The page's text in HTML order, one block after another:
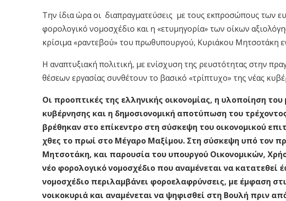
Την ίδια ώρα οι διαπραγματεύσεις με τους εκπροσώπους των
φορολογικό νομοσχέδιο και η «ετυμηγορία» των οίκων
κρίσιμα «ραντεβού» του πρωθυπουργού, Κυριάκου Μητσοτάκη
Η αναπτυξιακή πολιτική, με ενίσχυση της ρευστότητας στην
θέσεων εργασίας συνθέτουν το βασικό «τρίπτυχο» της νέας
Οι προοπτικές της ελληνικής οικονομίας, η υλοποίηση
κυβέρνησης και η δημοσιονομική αποτύπωση του
βρέθηκαν στο επίκεντρο στη σύσκεψη του οικονομικού
χθες το πρωί στο Μέγαρο Μαξίμου. Στη σύσκεψη υπό τον
Μητσοτάκη, και παρουσία του υπουργού Οικονομικών,
νέο φορολογικό νομοσχέδιο που αναμένεται να κατατεθεί
νομοσχέδιο περιλαμβάνει φοροελαφρύνσεις, με έμφαση
νοικοκυριά και αναμένεται να ψηφισθεί στη Βουλή πριν